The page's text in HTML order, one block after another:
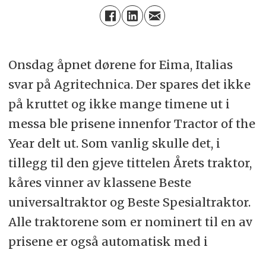
Onsdag åpnet dørene for Eima, Italias
svar på Agritechnica. Der spares det ikke
på kruttet og ikke mange timene ut i
messa ble prisene innenfor Tractor of the
Year delt ut. Som vanlig skulle det, i
tillegg til den gjeve tittelen Årets traktor,
kåres vinner av klassene Beste
universaltraktor og Beste Spesialtraktor.
Alle traktorene som er nominert til en av
prisene er også automatisk med i